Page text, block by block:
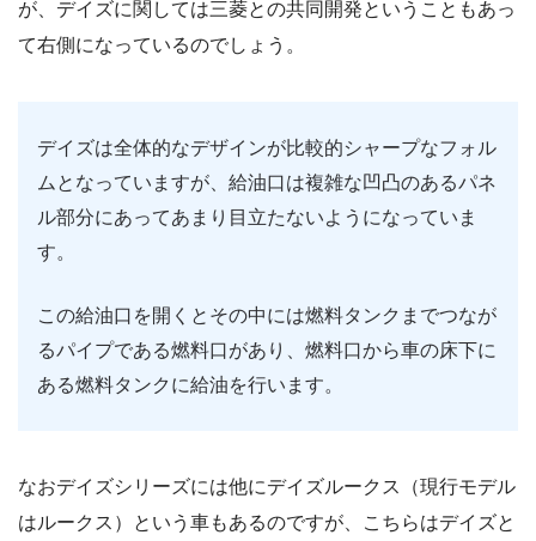
が、デイズに関しては三菱との共同開発ということもあっ
て右側になっているのでしょう。
デイズは全体的なデザインが比較的シャープなフォル
ムとなっていますが、給油口は複雑な凹凸のあるパネ
ル部分にあってあまり目立たないようになっていま
す。
この給油口を開くとその中には燃料タンクまでつなが
るパイプである燃料口があり、燃料口から車の床下に
ある燃料タンクに給油を行います。
なおデイズシリーズには他にデイズルークス（現行モデル
はルークス）という車もあるのですが、こちらはデイズと